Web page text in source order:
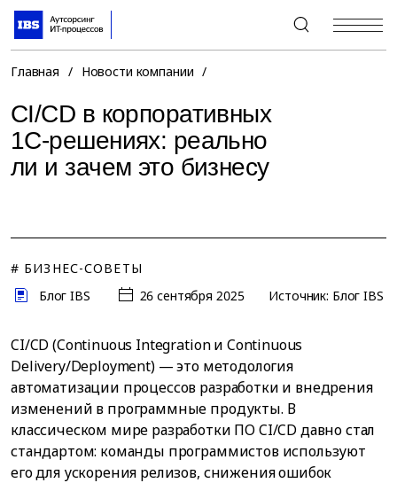
+7 (495) 967-80-80
Главная / Новости компании /
CI/CD в корпоративных
1С-решениях: реально
ли и зачем это бизнесу
# БИЗНЕС-СОВЕТЫ
Блог IBS
26 сентября 2025 Источник: Блог IBS
CI/CD (Continuous Integration и Continuous
Delivery/Deployment) — это методология
автоматизации процессов разработки и внедрения
изменений в программные продукты. В
классическом мире разработки ПО CI/CD давно стал
стандартом: команды программистов используют
его для ускорения релизов, снижения ошибок